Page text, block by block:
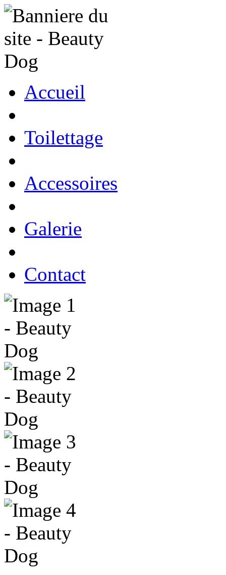
Accueil
Toilettage
Accessoires
Galerie
Contact